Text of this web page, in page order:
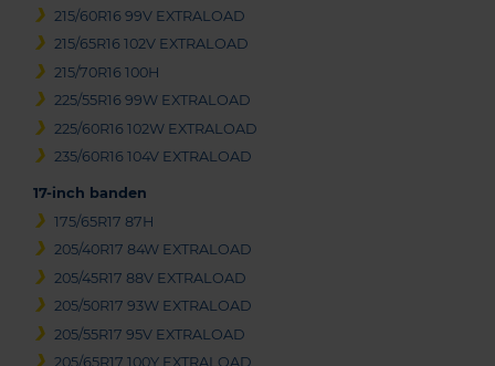
215/60R16 99V EXTRALOAD
215/65R16 102V EXTRALOAD
215/70R16 100H
225/55R16 99W EXTRALOAD
225/60R16 102W EXTRALOAD
235/60R16 104V EXTRALOAD
17-inch banden
175/65R17 87H
205/40R17 84W EXTRALOAD
205/45R17 88V EXTRALOAD
205/50R17 93W EXTRALOAD
205/55R17 95V EXTRALOAD
205/65R17 100Y EXTRALOAD